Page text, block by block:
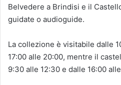
Belvedere a Brindisi e il
guidate o audioguide.
La collezione è visitabile dalle
17:00 alle 20:00, mentre il
9:30 alle 12:30 e dalle 16:00